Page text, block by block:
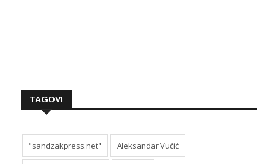
TAGOVI
"sandzakpress.net" Aleksandar Vučić